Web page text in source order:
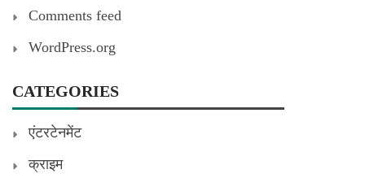
Comments feed
WordPress.org
CATEGORIES
एंटरटेनमेंट
क्राइम